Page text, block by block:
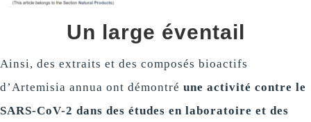
Un large éventail
Ainsi, des extraits et des composés bioactifs
d’Artemisia annua ont démontré une activité contre le
SARS-CoV-2 dans des études en laboratoire et des